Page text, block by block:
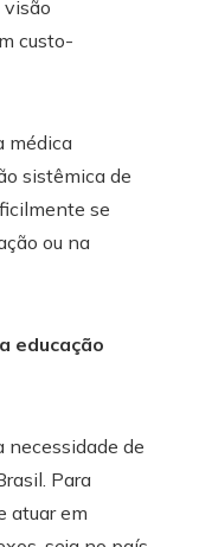
custo-
médica
sistêmica de
se
ou na
educação
necessidade de
Para
atuar em